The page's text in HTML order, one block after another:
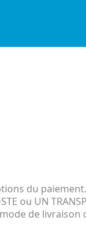
du
ou UN
de